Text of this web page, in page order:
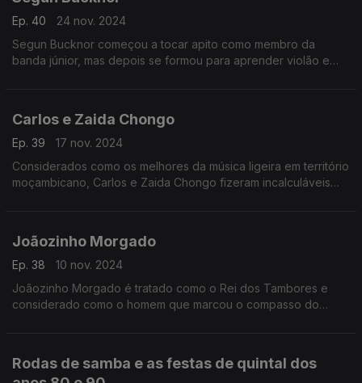
Ep. 40
24 nov. 2024
Segun Bucknor começou a tocar apito como membro da
banda júnior, mas depois se formou para aprender violão e
Carlos e Zaida Chongo
Ep. 39
17 nov. 2024
Considerados como os melhores da música ligeira em território
moçambicano, Carlos e Zaida Chongo fizeram incalculáveis
Joãozinho Morgado
Ep. 38
10 nov. 2024
Joãozinho Morgado é tratado como o Rei dos Tambores e
considerado como o homem que marcou o compasso do
Rodas de samba e as festas de quintal dos